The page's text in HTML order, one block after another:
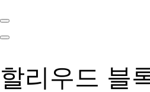
할리우드 블